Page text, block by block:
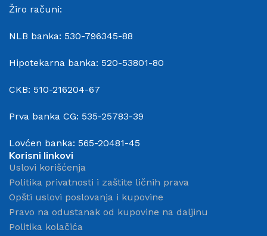
Žiro računi:
NLB banka: 530-796345-88
Hipotekarna banka: 520-53801-80
CKB: 510-216204-67
Prva banka CG: 535-25783-39
Lovćen banka: 565-20481-45
Korisni linkovi
Uslovi korišćenja
Politika privatnosti i zaštite ličnih prava
Opšti uslovi poslovanja i kupovine
Pravo na odustanak od kupovine na daljinu
Politika kolačića